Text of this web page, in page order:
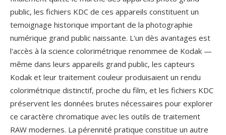
public, les fichiers KDC de ces appareils constituent un
temoignage historique important de la photographie
numérique grand public naissante. L'un dès avantages est
l'accès à la science colorimétrique renommee de Kodak —
même dans leurs appareils grand public, les capteurs
Kodak et leur traitement couleur produisaient un rendu
colorimétrique distinctif, proche du film, et les fichiers KDC
préservent les données brutes nécessaires pour explorer
ce caractère chromatique avec les outils de traitement
RAW modernes. La pérennité pratique constitue un autre